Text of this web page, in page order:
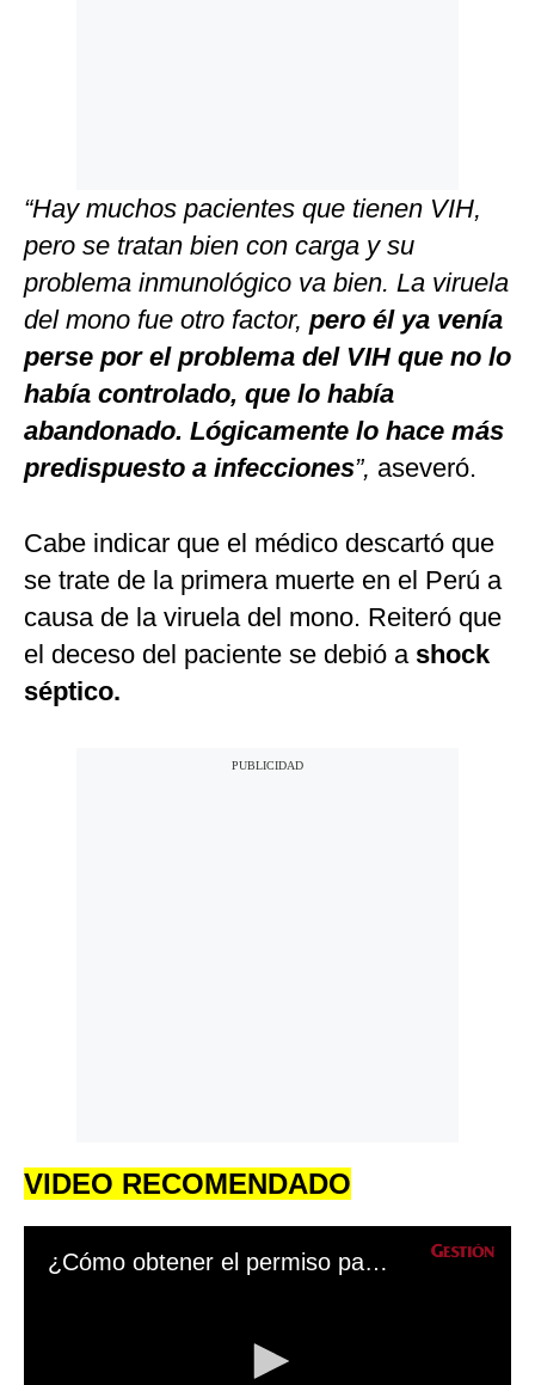
“Hay muchos pacientes que tienen VIH,
pero se tratan bien con carga y su
problema inmunológico va bien. La viruela
del mono fue otro factor, pero él ya venía
perse por el problema del VIH que no lo
había controlado, que lo había
abandonado. Lógicamente lo hace más
predispuesto a infecciones”, aseveró.
Cabe indicar que el médico descartó que
se trate de la primera muerte en el Perú a
causa de la viruela del mono. Reiteró que
el deceso del paciente se debió a shock
séptico.
VIDEO RECOMENDADO
¿Cómo obtener el permiso para usar lunas polarizadas en el Perú?